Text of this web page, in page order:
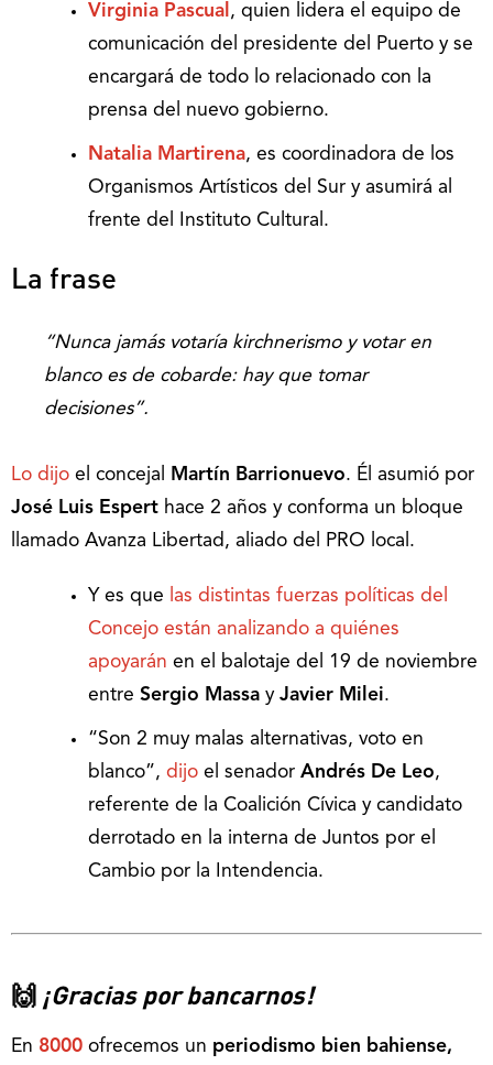
Virginia Pascual , quien lidera el equipo de
comunicación del presidente del Puerto y se
encargará de todo lo relacionado con la
prensa del nuevo gobierno.
Natalia Martirena, es coordinadora de los
Organismos Artísticos del Sur y asumirá al
frente del Instituto Cultural.
La frase
“Nunca jamás votaría kirchnerismo y votar en
blanco es de cobarde: hay que tomar
decisiones”.
Lo dijo el concejal Martín Barrionuevo. Él asumió por
José Luis Espert hace 2 años y conforma un bloque
llamado Avanza Libertad, aliado del PRO local.
Y es que las distintas fuerzas políticas del
Concejo están analizando a quiénes
apoyarán en el balotaje del 19 de noviembre
entre Sergio Massa y Javier Milei.
“Son 2 muy malas alternativas, voto en
blanco”, dijo el senador Andrés De Leo,
referente de la Coalición Cívica y candidato
derrotado en la interna de Juntos por el
Cambio por la Intendencia.
🙌 ¡Gracias por bancarnos!
En 8000 ofrecemos un periodismo bien bahiense,